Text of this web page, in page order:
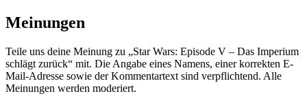
Meinungen
Teile uns deine Meinung zu „Star Wars: Episode V – Das Imperium
schlägt zurück“ mit. Die Angabe eines Namens, einer korrekten E-
Mail-Adresse sowie der Kommentartext sind verpflichtend. Alle
Meinungen werden moderiert.